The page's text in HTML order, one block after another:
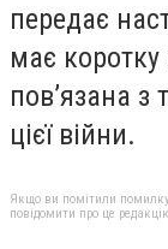
передає
має
пов’язана з
цієї війни.
Якщо ви помітили помилку,
повідомити про це